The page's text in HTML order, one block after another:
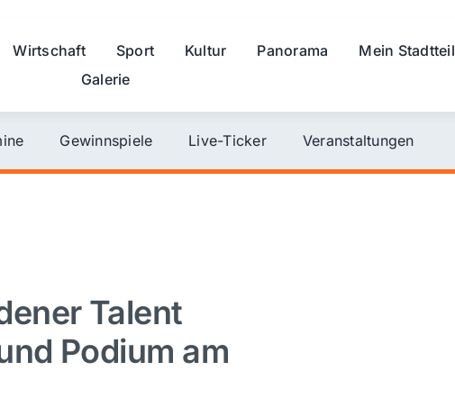
Wirtschaft Sport Kultur Panorama
Mein Stadtteil
Galerie
Gewinnspiele Live-Ticker Veranstaltungen
Talent
Podium am